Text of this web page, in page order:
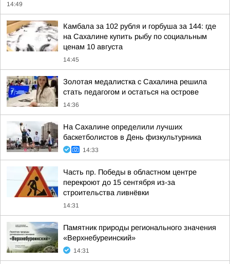
14:49
Камбала за 102 рубля и горбуша за 144: где
на Сахалине купить рыбу по социальным
ценам 10 августа
14:45
Золотая медалистка с Сахалина решила
стать педагогом и остаться на острове
14:36
На Сахалине определили лучших
баскетболистов в День физкультурника
14:33
Часть пр. Победы в областном центре
перекроют до 15 сентября из-за
строительства ливнёвки
14:31
Памятник природы регионального значения
«Верхнебуреинский»
14:31